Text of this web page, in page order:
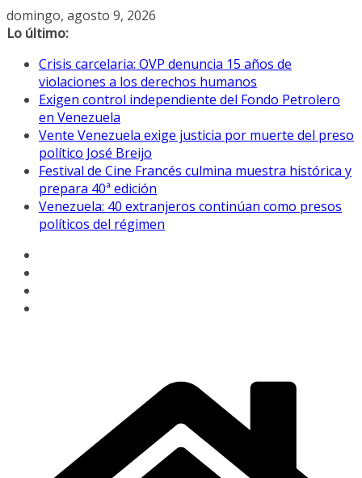
Saltar
al
domingo, agosto 9, 2026
Lo último:
Crisis carcelaria: OVP denuncia 15 años de
violaciones a los derechos humanos
Exigen control independiente del Fondo Petrolero
en Venezuela
Vente Venezuela exige justicia por muerte del preso
político José Breijo
Festival de Cine Francés culmina muestra histórica y
prepara 40ª edición
Venezuela: 40 extranjeros continúan como presos
políticos del régimen